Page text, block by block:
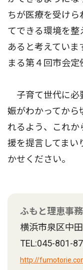
ちが医療を受け
てできる環境を整
あると考えてい
まる第４回市会定
子育て世代に必
娠がわかってから
れるよう、これ
援を提言してまい
かせください。
ふもと理恵事
横浜市泉区中
TEL:045-801-
http://